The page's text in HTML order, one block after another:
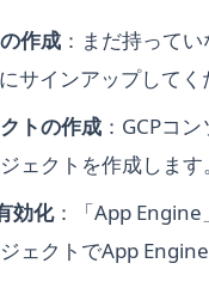
作成 ：まだ持ってい
サインアップしてく
トの作成 ：GCPコ
ェクトを作成します。
効化：「App Engine
ェクトでApp